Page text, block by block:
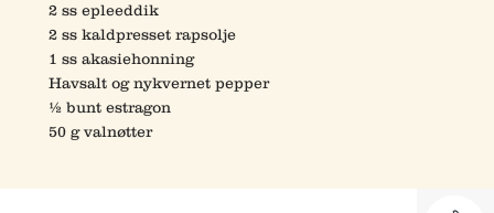
2 ss epleeddik
2 ss kaldpresset rapsolje
1 ss akasiehonning
Havsalt og nykvernet pepper
½ bunt estragon
50 g valnøtter